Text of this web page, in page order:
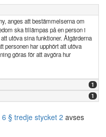
anges att bestämmelserna om
ska tillämpas på en person i
utöva sina funktioner. Åtgärderna
personen har upphört att utöva
göras för att avgöra hur
1
1
6 § tredje stycket 2 avses